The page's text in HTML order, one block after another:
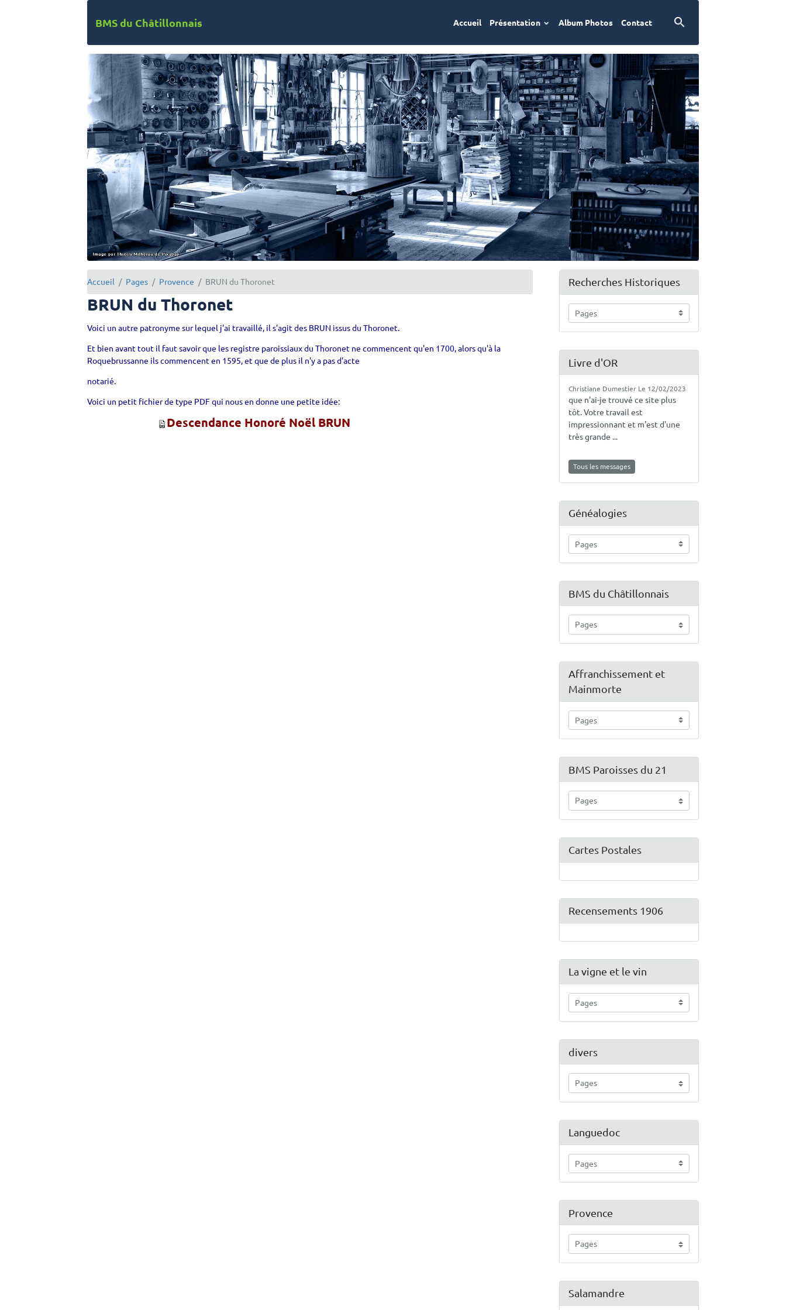
BMS du Châtillonnais Accueil Présentation Album Photos Contact
Accueil Pages Provence BRUN du Thoronet
BRUN du Thoronet
Voici un autre patronyme sur lequel j'ai travaillé, il s'agit des BRUN issus du Thoronet.
Et bien avant tout il faut savoir que les registre paroissiaux du Thoronet ne commencent qu'en 1700, alors qu'à la
Roquebrussanne ils commencent en 1595, et que de plus il n'y a pas d'acte
notarié.
Voici un petit fichier de type PDF qui nous en donne une petite idée:
Descendance Honoré Noël BRUN
Recherches Historiques
Livre d'OR
Christiane Dumestier Le 12/02/2023
que n'ai-je trouvé ce site plus
tôt. Votre travail est
impressionnant et m'est d'une
très grande ...
Tous les messages
Généalogies
BMS du Châtillonnais
Affranchissement et
Mainmorte
BMS Paroisses du 21
Cartes Postales
Recensements 1906
La vigne et le vin
divers
Languedoc
Provence
Salamandre